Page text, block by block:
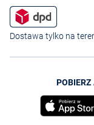
Dostawa tylko na